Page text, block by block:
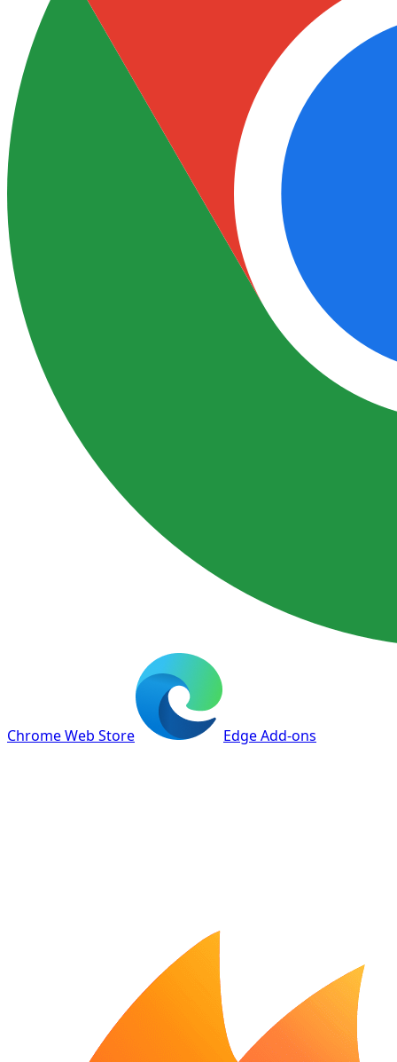
Chrome Web Store Edge Add-ons